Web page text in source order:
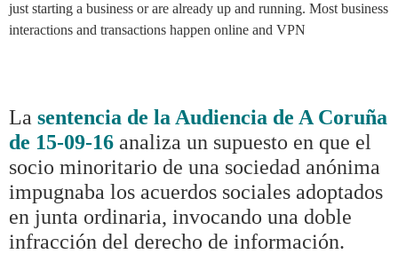
just starting a business or are already up and running. Most business
interactions and transactions happen online and VPN
La sentencia de la Audiencia de A Coruña
de 15-09-16 analiza un supuesto en que el
socio minoritario de una sociedad anónima
impugnaba los acuerdos sociales adoptados
en junta ordinaria, invocando una doble
infracción del derecho de información.